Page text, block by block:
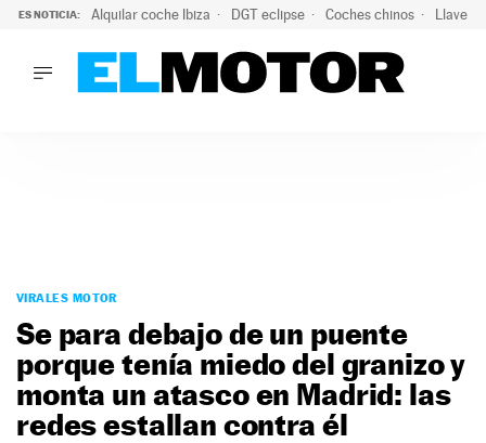
ES NOTICIA: Alquilar coche Ibiza DGT eclipse Coches chinos Llaves
PODCAST
MOTOS
TECNOLOGÍA
SUPERCOCHES
VIRALES MOTOR
Se para debajo de un puente
porque tenía miedo del granizo y
monta un atasco en Madrid: las
redes estallan contra él